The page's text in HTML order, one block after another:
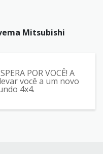
Mitsubishi
POR VOCÊ! A
você a um novo
4x4.